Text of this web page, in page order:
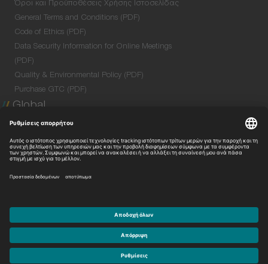
Όροι και Προϋποθέσεις Χρήσης Ιστοσελίδας
General Terms and Conditions (PDF)
Code of Ethics (PDF)
Data Security Information for Online Meetings
(PDF)
Quality & Environmental Policy (PDF)
Purchase GTC (PDF)
Global
Global Network
Venture Lab
Με την επιφύλαξη παντός δικαιώματος.